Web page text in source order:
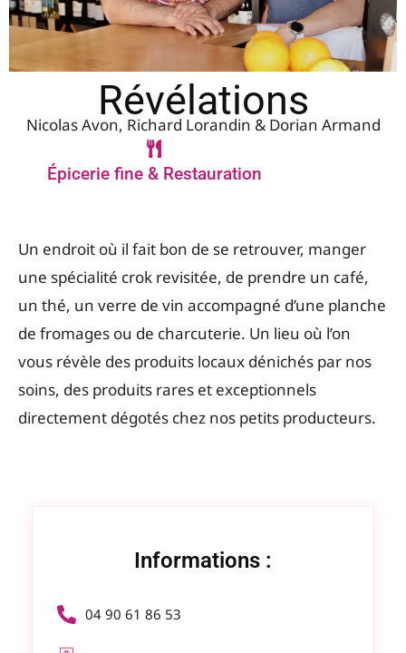
Révélations
Nicolas Avon, Richard Lorandin & Dorian Armand
Épicerie fine & Restauration
Un endroit où il fait bon de se retrouver, manger
une spécialité crok revisitée, de prendre un café,
un thé, un verre de vin accompagné d’une planche
de fromages ou de charcuterie. Un lieu où l’on
vous révèle des produits locaux dénichés par nos
soins, des produits rares et exceptionnels
directement dégotés chez nos petits producteurs.
Informations :
04 90 61 86 53